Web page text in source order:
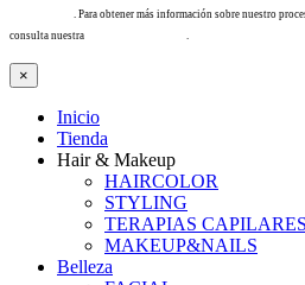
. Para obtener más información sobre nuestro
consulta nuestra
×
Inicio
Tienda
Hair & Makeup
HAIRCOLOR
STYLING
TERAPIAS CAPILARES
MAKEUP&NAILS
Belleza